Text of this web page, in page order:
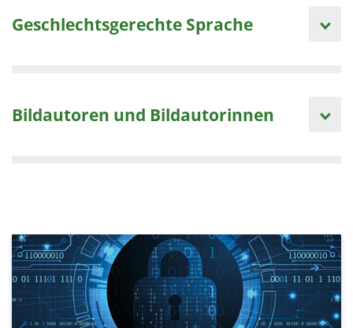
Geschlechtsgerechte Sprache
Bildautoren und Bildautorinnen